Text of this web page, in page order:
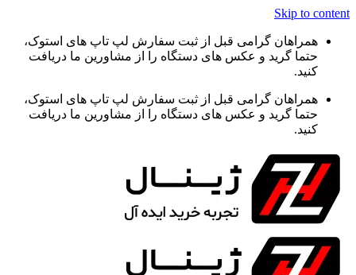
Skip to content
همراهان گرامی قبل از ثبت سفارش لپ تاپ های استوک،
حتما گرید و عکس های دستگاه را از مشاورین ما دریافت
کنید.
همراهان گرامی قبل از ثبت سفارش لپ تاپ های استوک،
حتما گرید و عکس های دستگاه را از مشاورین ما دریافت
کنید.